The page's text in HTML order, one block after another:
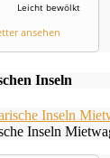
Leicht bewölkt
ansehen
Inseln
Inseln